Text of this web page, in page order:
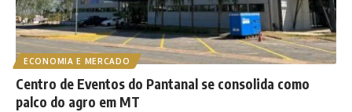
ECONOMIA E MERCADO
Centro de Eventos do Pantanal se consolida como
palco do agro em MT